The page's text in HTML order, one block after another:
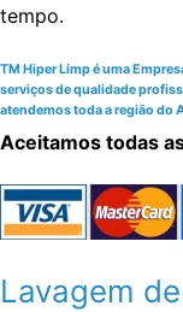
tempo.
TM Hiper Limp é uma
serviços de qualidade
atendemos toda a região do
Aceitamos todas
Lavagem